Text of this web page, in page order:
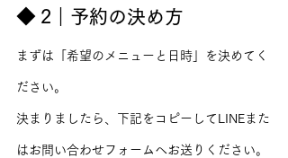
◆ 2｜予約の決め方
まずは「希望のメニューと日時」を決めてく
ださい。
決まりましたら、下記をコピーしてLINEまた
はお問い合わせフォームへお送りください。